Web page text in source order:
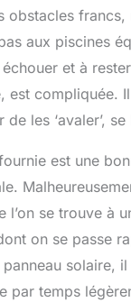
obstacles
aux piscines
échouer et à
est compliquée.
les ‘avaler’,
est une
l’on se trouve à
on se passe
solaire,
par temps